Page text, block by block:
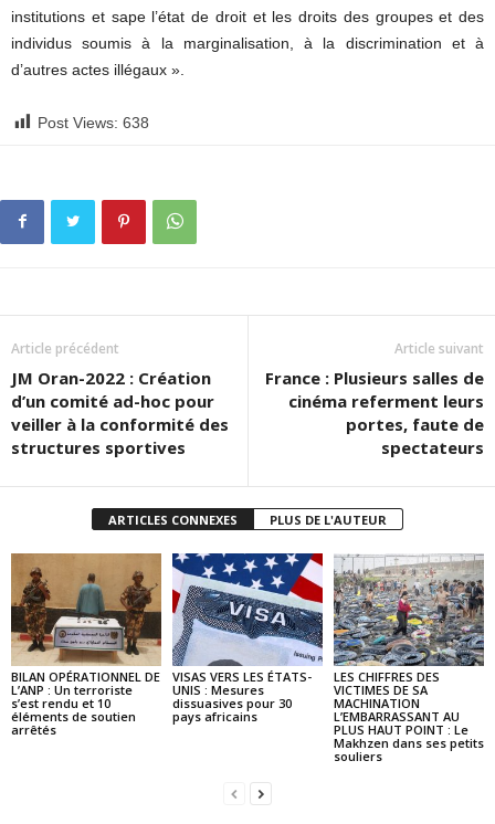
institutions et sape l’état de droit et les droits des groupes et des
individus soumis à la marginalisation, à la discrimination et à
d’autres actes illégaux ».
Post Views: 638
Article précédent
JM Oran-2022 : Création
d’un comité ad-hoc pour
veiller à la conformité des
structures sportives
Article suivant
France : Plusieurs salles de
cinéma referment leurs
portes, faute de
spectateurs
ARTICLES CONNEXES PLUS DE L'AUTEUR
BILAN OPÉRATIONNEL DE
L’ANP : Un terroriste
s’est rendu et 10
éléments de soutien
arrêtés
VISAS VERS LES ÉTATS-
UNIS : Mesures
dissuasives pour 30
pays africains
LES CHIFFRES DES
VICTIMES DE SA
MACHINATION
L’EMBARRASSANT AU
PLUS HAUT POINT : Le
Makhzen dans ses petits
souliers